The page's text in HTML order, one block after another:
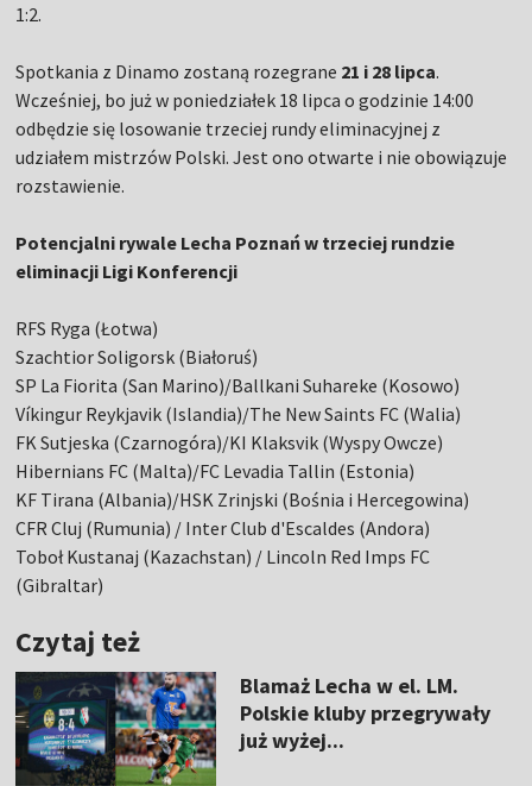
1:2.
Spotkania z Dinamo zostaną rozegrane 21 i 28 lipca.
Wcześniej, bo już w poniedziałek 18 lipca o godzinie 14:00
odbędzie się losowanie trzeciej rundy eliminacyjnej z
udziałem mistrzów Polski. Jest ono otwarte i nie obowiązuje
rozstawienie.
Potencjalni rywale Lecha Poznań w trzeciej rundzie
eliminacji Ligi Konferencji
RFS Ryga (Łotwa)
Szachtior Soligorsk (Białoruś)
SP La Fiorita (San Marino)/Ballkani Suhareke (Kosowo)
Víkingur Reykjavik (Islandia)/The New Saints FC (Walia)
FK Sutjeska (Czarnogóra)/KI Klaksvik (Wyspy Owcze)
Hibernians FC (Malta)/FC Levadia Tallin (Estonia)
KF Tirana (Albania)/HSK Zrinjski (Bośnia i Hercegowina)
CFR Cluj (Rumunia) / Inter Club d'Escaldes (Andora)
Toboł Kustanaj (Kazachstan) / Lincoln Red Imps FC
(Gibraltar)
Czytaj też
Blamaż Lecha w el. LM.
Polskie kluby przegrywały
już wyżej...